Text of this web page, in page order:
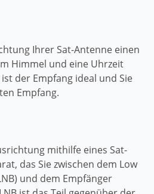
Ihrer Sat-Antenne einen
Himmel und eine Uhrzeit
der Empfang ideal und Sie
Empfang.
mithilfe eines Sat-
das Sie zwischen dem Low
und dem Empfänger